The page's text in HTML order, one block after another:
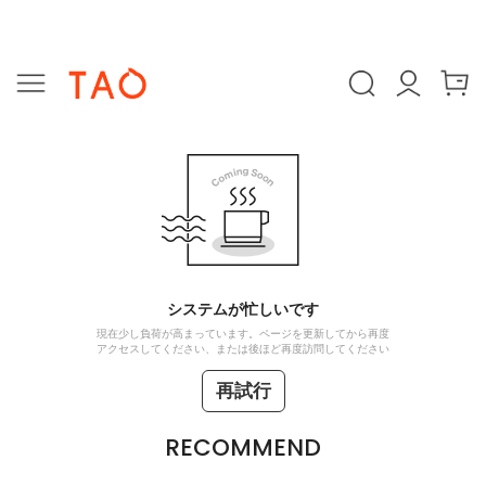
システムが忙しいです
現在少し負荷が高まっています。ページを更新してから再度
アクセスしてください、または後ほど再度訪問してください
再試行
RECOMMEND